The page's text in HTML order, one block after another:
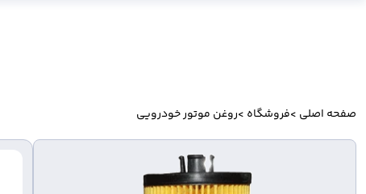
صفحه اصلی >فروشگاه >روغن موتور خودرویی